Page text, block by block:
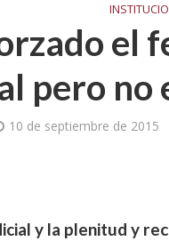
el
pero no
10 de septiembre de 2015
y la plenitud y